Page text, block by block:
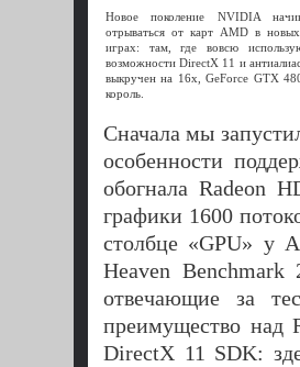
Новое поколение NVIDIA
отрываться от карт AMD в
играх: там, где вовсю
возможности DirectX 11 и
выкручен на 16x, GeForce GTX
король.
Сначала мы
особенности
обогнала Radeon
графики 1600
столбце «GPU» у
Heaven
отвечающие за
преимущество над
DirectX 11 SDK: